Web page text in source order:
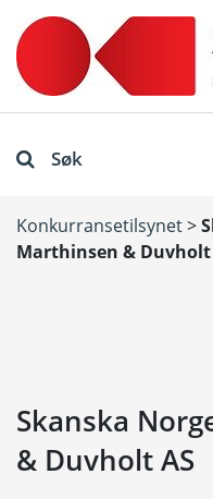
Søk
Konkurransetilsynet>
Marthinsen & Duvholt
Skanska
& Duvholt AS